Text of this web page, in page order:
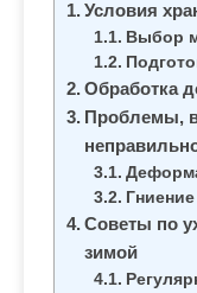
Условия
Выбор
Обработка
Проблемы,
Советы по
зимой